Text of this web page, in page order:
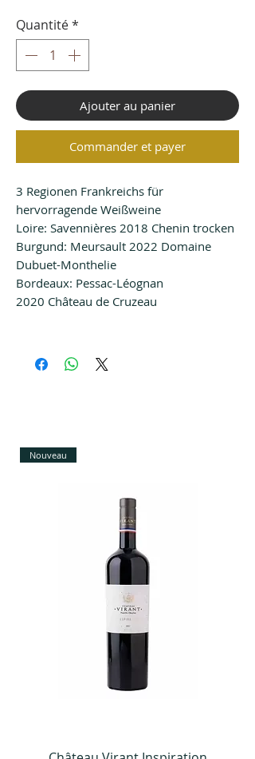
Quantité*
Ajouter au panier
Commander et payer
3 Regionen Frankreichs für
hervorragende Weißweine
Loire: Savennières 2018 Chenin trocken
Burgund: Meursault 2022 Domaine
Dubuet-Monthelie
Bordeaux: Pessac-Léognan
2020 Château de Cruzeau
Nouveau